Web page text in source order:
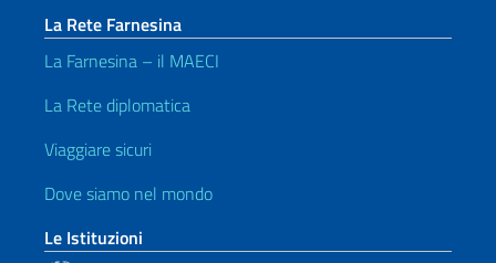
La Rete Farnesina
La Farnesina – il MAECI
La Rete diplomatica
Viaggiare sicuri
Dove siamo nel mondo
Le Istituzioni